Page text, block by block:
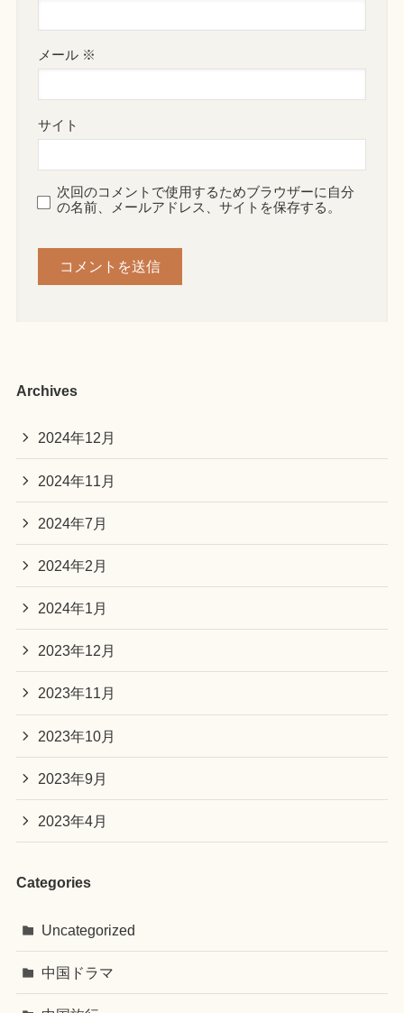
メール ※
サイト
次回のコメントで使用するためブラウザーに自分
の名前、メールアドレス、サイトを保存する。
Archives
2024年12月
2024年11月
2024年7月
2024年2月
2024年1月
2023年12月
2023年11月
2023年10月
2023年9月
2023年4月
Categories
Uncategorized
中国ドラマ